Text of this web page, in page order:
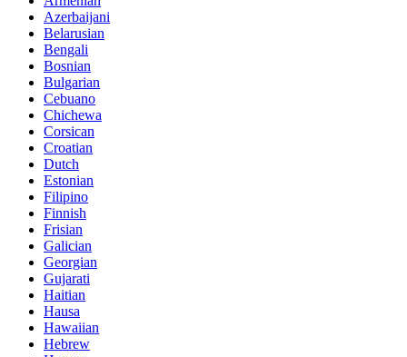
Azerbaijani
Belarusian
Bengali
Bosnian
Bulgarian
Cebuano
Chichewa
Corsican
Croatian
Dutch
Estonian
Filipino
Finnish
Frisian
Galician
Georgian
Gujarati
Haitian
Hausa
Hawaiian
Hebrew